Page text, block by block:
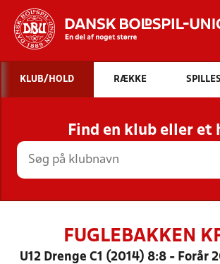
Hvad
INDHOLD
STILLINGER, RESULTATER,
HOLD
KLUB/HOLD RÆKKE
Find en klub eller et
FUGLEBAKKEN
U12 Drenge C1 (2014) 8:8 - Forår